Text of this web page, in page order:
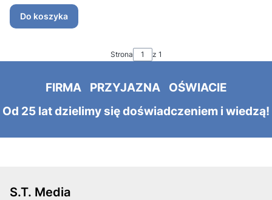
Do koszyka
Strona z 1
FIRMA PRZYJAZNA OŚWIACIE
Od 25 lat dzielimy się doświadczeniem i wiedzą!
S.T. Media